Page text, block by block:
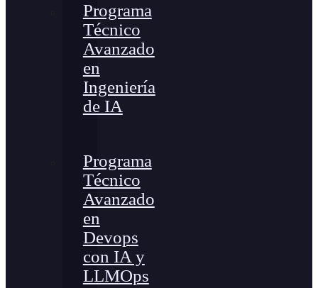
Programa
Técnico
Avanzado
en
Ingeniería
de IA
Programa
Técnico
Avanzado
en
Devops
con IA y
LLMOps